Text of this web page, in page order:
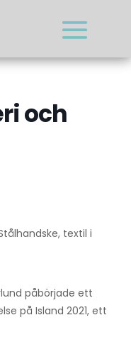
och
textil i
påbörjade ett
på Island 2021, ett